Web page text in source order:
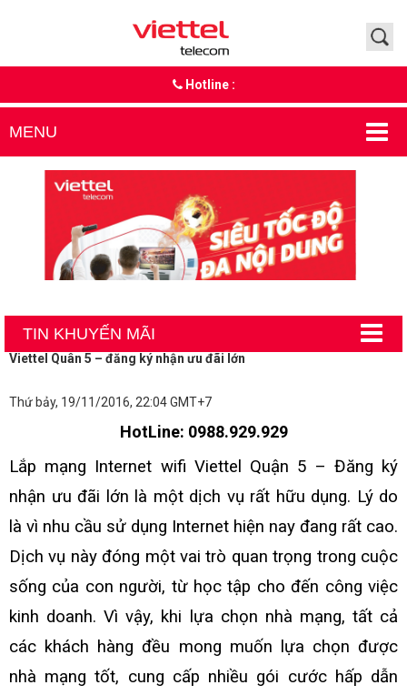
Hotline :
MENU
TIN KHUYẾN MÃI
Viettel Quân 5 – đăng ký nhận ưu đãi lớn
Thứ bảy, 19/11/2016, 22:04 GMT+7
HotLine: 0988.929.929
Lắp mạng Internet wifi Viettel Quận 5 – Đăng ký
nhận ưu đãi lớn là một dịch vụ rất hữu dụng. Lý do
là vì nhu cầu sử dụng Internet hiện nay đang rất cao.
Dịch vụ này đóng một vai trò quan trọng trong cuộc
sống của con người, từ học tập cho đến công việc
kinh doanh. Vì vậy, khi lựa chọn nhà mạng, tất cả
các khách hàng đều mong muốn lựa chọn được
nhà mạng tốt, cung cấp nhiều gói cước hấp dẫn